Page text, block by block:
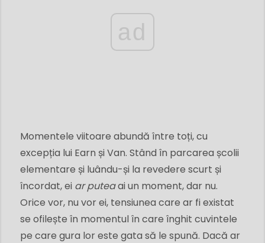
ad
Momentele viitoare abundă între toți, cu
excepția lui Earn și Van. Stând în parcarea școlii
elementare și luându-și la revedere scurt și
încordat, ei ar puteaai un moment, dar nu.
Orice vor, nu vor ei, tensiunea care ar fi existat
se ofilește în momentul în care înghit cuvintele
pe care gura lor este gata să le spună. Dacă ar